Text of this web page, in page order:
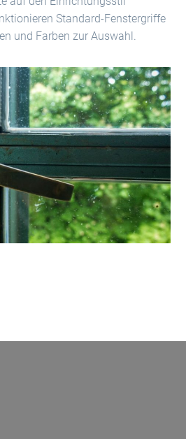
Standard-Fenstergriffe
und Farben zur Auswahl.